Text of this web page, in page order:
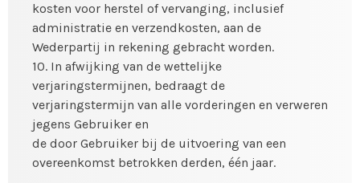
kosten voor herstel of vervanging, inclusief
administratie en verzendkosten, aan de
Wederpartij in rekening gebracht worden.
10. In afwijking van de wettelijke
verjaringstermijnen, bedraagt de
verjaringstermijn van alle vorderingen en verweren
jegens Gebruiker en
de door Gebruiker bij de uitvoering van een
overeenkomst betrokken derden, één jaar.